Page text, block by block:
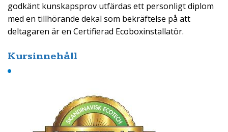
godkänt kunskapsprov utfärdas ett personligt diplom
med en tillhörande dekal som bekräftelse på att
deltagaren är en Certifierad Ecoboxinstallatör.
Kursinnehåll